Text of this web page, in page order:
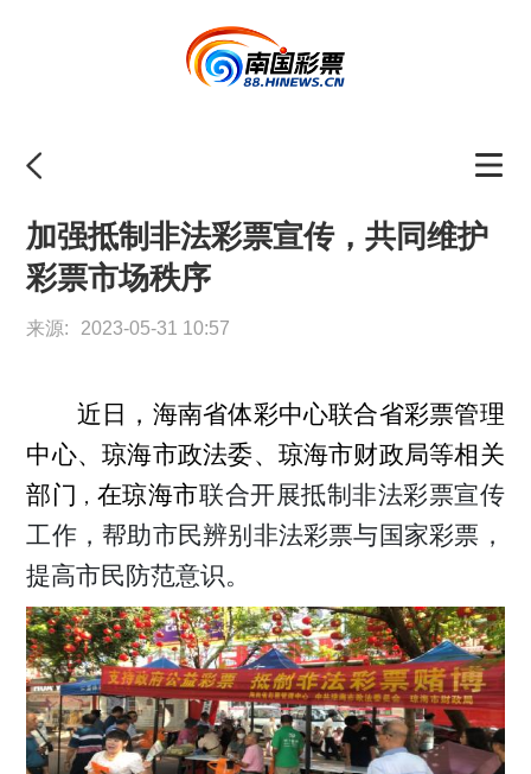
加强抵制非法彩票宣传，共同维护
彩票市场秩序
来源: 2023-05-31 10:57
近日，海南省体彩中心联合省彩票管理
中心、琼海市政法委、琼海市财政局等相关
部门 ， 在琼海市联合开展抵制非法彩票宣传
工作，帮助市民辨别非法彩票与国家彩票，
提高市民防范意识。